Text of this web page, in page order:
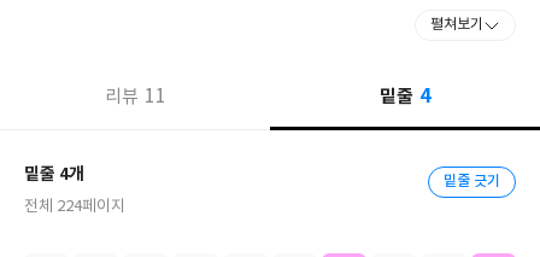
-높은 확률로 예측 가능한 버블 시나리오, 그리고 놓칠 수 없는 투자
2020년 2월부터 4월까지 코로나19 팬데믹의 영향으로 세계의 주가
가 대폭락했다. 그러나 주가는 곧 반등하기 시작했고, 2021년 주식
시장은 사상 최고치를 연신 경신했다. 주식뿐 아니라 밈주식, 채권,
원자재, 부동산, 암호화폐, NFT, 현대 미술에 이르기까지 가릴 것
(Everything Bubble)’이 나타났다. 모든 자산이 버블이라는 의미
펼쳐보기
리뷰 11 밑줄 4
밑줄 4개
전체 224페이지
밑줄 긋기